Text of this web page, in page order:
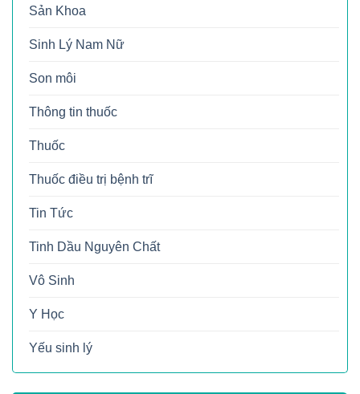
Sản Khoa
Sinh Lý Nam Nữ
Son môi
Thông tin thuốc
Thuốc
Thuốc điều trị bệnh trĩ
Tin Tức
Tinh Dầu Nguyên Chất
Vô Sinh
Y Học
Yếu sinh lý